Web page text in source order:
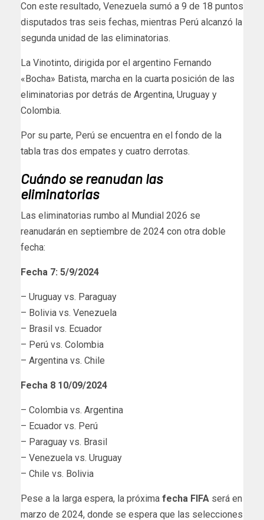
Con este resultado, Venezuela sumó a 9 de 18 puntos
disputados tras seis fechas, mientras Perú alcanzó la
segunda unidad de las eliminatorias.
La Vinotinto, dirigida por el argentino Fernando
«Bocha» Batista, marcha en la cuarta posición de las
eliminatorias por detrás de Argentina, Uruguay y
Colombia.
Por su parte, Perú se encuentra en el fondo de la
tabla tras dos empates y cuatro derrotas.
Cuándo se reanudan las
eliminatorias
Las eliminatorias rumbo al Mundial 2026 se
reanudarán en septiembre de 2024 con otra doble
fecha:
Fecha 7: 5/9/2024
– Uruguay vs. Paraguay
– Bolivia vs. Venezuela
– Brasil vs. Ecuador
– Perú vs. Colombia
– Argentina vs. Chile
Fecha 8 10/09/2024
– Colombia vs. Argentina
– Ecuador vs. Perú
– Paraguay vs. Brasil
– Venezuela vs. Uruguay
– Chile vs. Bolivia
Pese a la larga espera, la próxima fecha FIFA será en
marzo de 2024, donde se espera que las selecciones